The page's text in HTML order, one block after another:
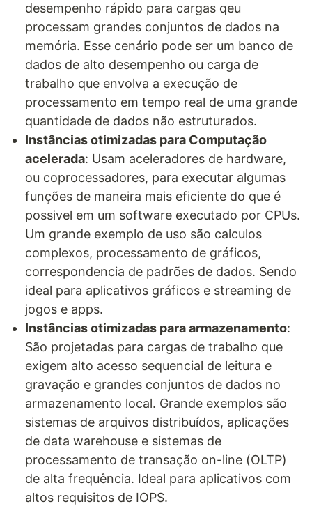
desempenho rápido para cargas qeu
processam grandes conjuntos de dados na
memória. Esse cenário pode ser um banco de
dados de alto desempenho ou carga de
trabalho que envolva a execução de
processamento em tempo real de uma grande
quantidade de dados não estruturados.
Instâncias otimizadas para Computação
acelerada: Usam aceleradores de hardware,
ou coprocessadores, para executar algumas
funções de maneira mais eficiente do que é
possivel em um software executado por CPUs.
Um grande exemplo de uso são calculos
complexos, processamento de gráficos,
correspondencia de padrões de dados. Sendo
ideal para aplicativos gráficos e streaming de
jogos e apps.
Instâncias otimizadas para armazenamento:
São projetadas para cargas de trabalho que
exigem alto acesso sequencial de leitura e
gravação e grandes conjuntos de dados no
armazenamento local. Grande exemplos são
sistemas de arquivos distribuídos, aplicações
de data warehouse e sistemas de
processamento de transação on-line (OLTP)
de alta frequência. Ideal para aplicativos com
altos requisitos de IOPS.